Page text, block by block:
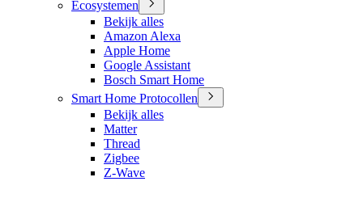
Ecosystemen
Bekijk alles
Amazon Alexa
Apple Home
Google Assistant
Bosch Smart Home
Smart Home Protocollen
Bekijk alles
Matter
Thread
Zigbee
Z-Wave